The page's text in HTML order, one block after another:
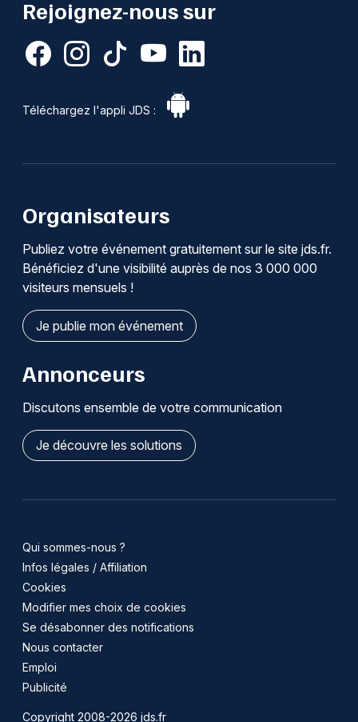
Rejoignez-nous sur
Téléchargez l'appli JDS :
Organisateurs
Publiez votre événement gratuitement sur le site jds.fr.
Bénéficiez d'une visibilité auprès de nos 3 000 000
visiteurs mensuels !
Je publie mon événement
Annonceurs
Discutons ensemble de votre communication
Je découvre les solutions
Qui sommes-nous ?
Infos légales / Affiliation
Cookies
Modifier mes choix de cookies
Se désabonner des notifications
Nous contacter
Emploi
Publicité
Copyright 2008-2026 jds.fr